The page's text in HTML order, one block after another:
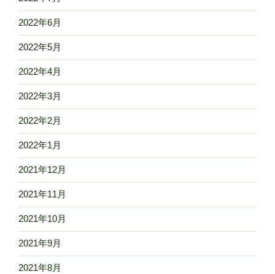
2022年6月
2022年5月
2022年4月
2022年3月
2022年2月
2022年1月
2021年12月
2021年11月
2021年10月
2021年9月
2021年8月